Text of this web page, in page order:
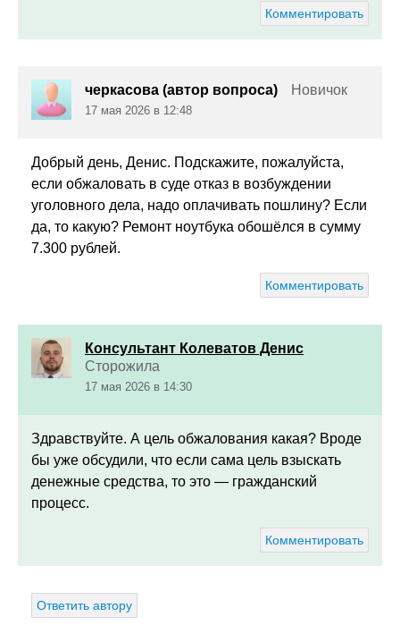
Комментировать
черкасова (автор вопроса) Новичок
17 мая 2026 в 12:48
Добрый день, Денис. Подскажите, пожалуйста,
если обжаловать в суде отказ в возбуждении
уголовного дела, надо оплачивать пошлину? Если
да, то какую? Ремонт ноутбука обошёлся в сумму
7.300 рублей.
Комментировать
Консультант Колеватов Денис
Сторожила
17 мая 2026 в 14:30
Здравствуйте. А цель обжалования какая? Вроде
бы уже обсудили, что если сама цель взыскать
денежные средства, то это — гражданский
процесс.
Комментировать
Ответить автору